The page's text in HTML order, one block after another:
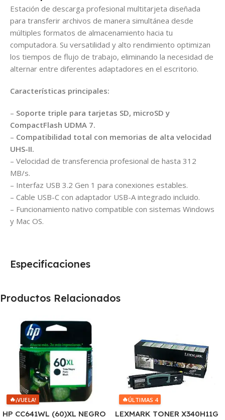
Estación de descarga profesional multitarjeta diseñada
para transferir archivos de manera simultánea desde
múltiples formatos de almacenamiento hacia tu
computadora. Su versatilidad y alto rendimiento optimizan
los tiempos de flujo de trabajo, eliminando la necesidad de
alternar entre diferentes adaptadores en el escritorio.
Características principales:
– Soporte triple para tarjetas SD, microSD y
CompactFlash UDMA 7.
– Compatibilidad total con memorias de alta velocidad
UHS-II.
– Velocidad de transferencia profesional de hasta 312
MB/s.
– Interfaz USB 3.2 Gen 1 para conexiones estables.
– Cable USB-C con adaptador USB-A integrado incluido.
– Funcionamiento nativo compatible con sistemas Windows
y Mac OS.
Especificaciones
Productos Relacionados
🔥¡VUELA!
HP CC641WL (60)XL NEGRO
🔥ÚLTIMAS 4
LEXMARK TONER X340H11G